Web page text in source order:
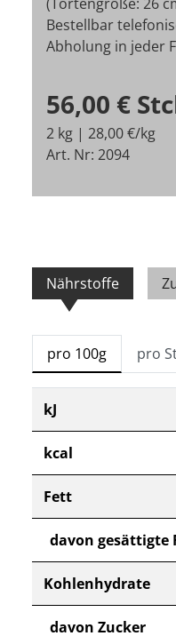
Bestellbar
Abholung in jeder
56,00 €
2 kg | 28,00 €/kg
Art. Nr: 2094
Nährstoffe
pro 100g pro
kJ
kcal
Fett
davon gesättigte
Kohlenhydrate
davon Zucker